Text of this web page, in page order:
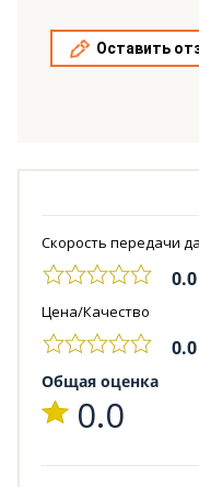
Оставить
Скорость передачи
0.0
Цена/Качество
0.0
Общая оценка
0.0